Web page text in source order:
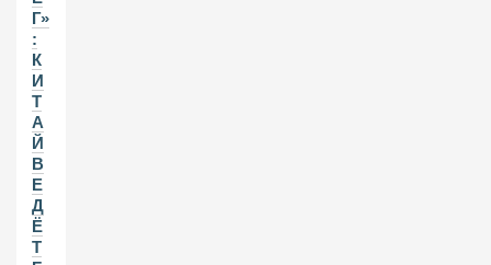
Г»
:
К
И
Т
А
Й
В
Е
Д
Ё
Т